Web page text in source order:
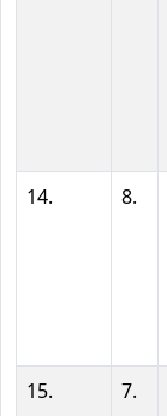
14. 8.
15. 7.